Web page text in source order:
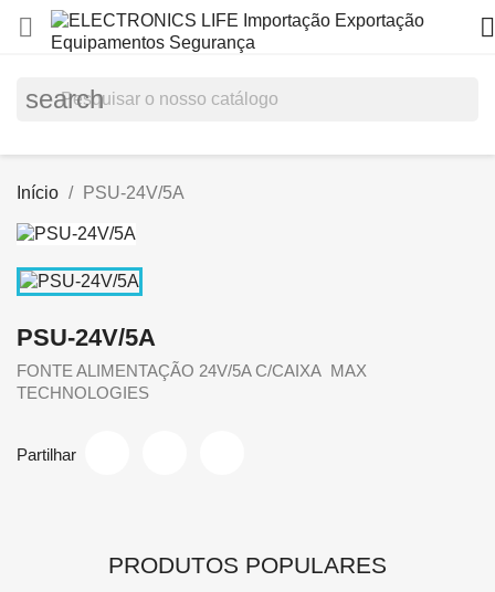
 
search
Início PSU-24V/5A
PSU-24V/5A
FONTE ALIMENTAÇÃO 24V/5A C/CAIXA MAX
TECHNOLOGIES
Partilhar
PRODUTOS POPULARES